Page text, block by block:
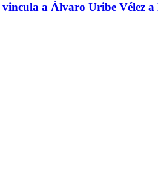
a Álvaro Uribe Vélez